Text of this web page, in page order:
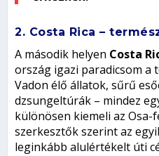
2. Costa Rica –
A második helyen Costa
ország igazi paradicsom a
Vadon élő állatok, sűrű
dzsungeltúrák – mindez
különösen kiemeli az Osa-
szerkesztők szerint az
leginkább alulértékelt úti